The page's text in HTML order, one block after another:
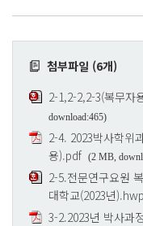
첨부파일 (6개)
2-1,2-2,2-3(복무자
download:465)
2-4. 2023박사학위
용).pdf (2 MB,
2-5.전문연구요원
대학교(2023년).hwp
3-2.2023년 박사과